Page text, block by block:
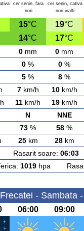
cer senin, fara
nori
cer senin, cativa
nori inalti
15°C 19°C
14°C 17°C
0 mm 0 mm
0 % 0 %
5 % 8 %
7km/h 10km/h
11 km/h 19km/h
N NNE
73 % 58 %
25km 28km
soare: 06:03
1019hpa
- Sambata
06:00 09:00